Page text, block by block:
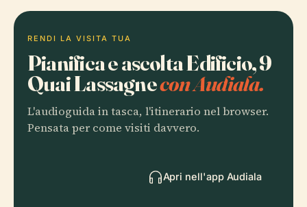
RENDI LA VISITA TUA
Pianifica e ascolta Edificio, 9
Quai Lassagnecon Audiala.
L'audioguida in tasca, l'itinerario nel browser.
Pensata per come visiti davvero.
Apri nell'app Audiala